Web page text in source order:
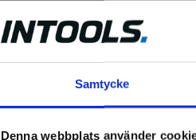
Samtycke
Denna webbplats använder